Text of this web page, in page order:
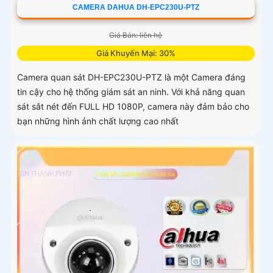
CAMERA DAHUA DH-EPC230U-PTZ
Giá Bán: liên hệ
Giá Khuyến Mại: 30%
Camera quan sát DH-EPC230U-PTZ là một Camera đáng
tin cậy cho hệ thống giám sát an ninh. Với khả năng quan
sát sắt nét đến FULL HD 1080P, camera này đảm bảo cho
bạn những hình ảnh chất lượng cao nhất